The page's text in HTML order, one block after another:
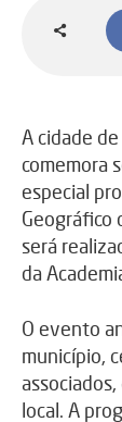
A cidade
comemora
especial
Geográfico
será
da
O evento
município,
local. A